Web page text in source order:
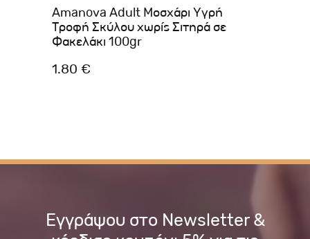
Amanova Adult Μοσχάρι Υγρή
Τροφή Σκύλου χωρίς Σιτηρά σε
Φακελάκι 100gr
1.80 €
Εγγράψου στο Newsletter &